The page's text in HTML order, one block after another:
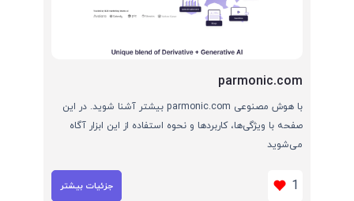
parmonic.com
با هوش مصنوعی parmonic.com بیشتر آشنا شوید. در این
صفحه با ویژگی‌ها، کاربردها و نحوه استفاده از این ابزار آگاه
می‌شوید
1 جزئیات بیشتر